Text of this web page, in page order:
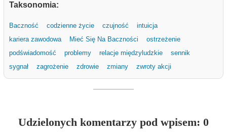
Taksonomia:
Baczność codzienne życie czujność
intuicja
kariera zawodowa
Mieć Się Na Baczności
ostrzeżenie
podświadomość
problemy relacje międzyludzkie
sennik
sygnał
zagrożenie zdrowie zmiany zwroty akcji
Udzielonych komentarzy pod wpisem: 0